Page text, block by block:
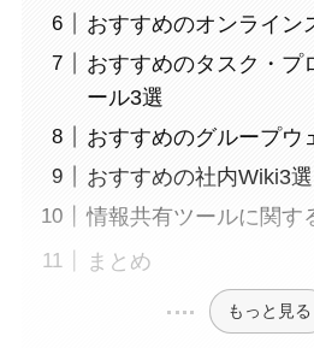
おすすめのオンライン
おすすめのタスク・プ
ール3選
おすすめのグループウ
おすすめの社内Wiki3選
情報共有ツールに関す
まとめ
もっと見る